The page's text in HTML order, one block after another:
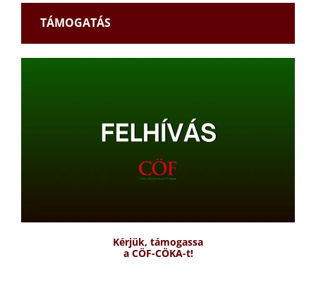
TÁMOGATÁS
Kérjük, támogassa
a CÖF-CÖKA-t!